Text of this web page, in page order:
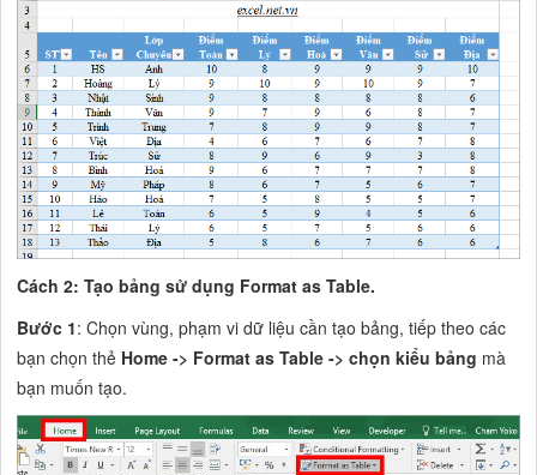
Cách 2: Tạo bảng sử dụng Format as Table.
Bước 1: Chọn vùng, phạm vi dữ liệu cần tạo bảng, tiếp theo các
bạn chọn thẻ Home -> Format as Table -> chọn kiểu bảng mà
bạn muốn tạo.